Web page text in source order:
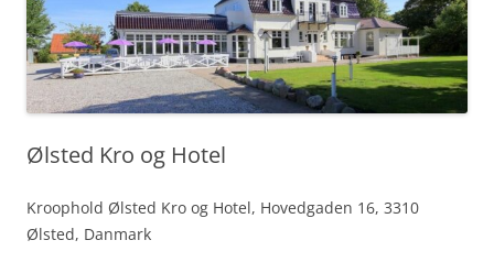
Ølsted Kro og Hotel
Kroophold Ølsted Kro og Hotel, Hovedgaden 16, 3310
Ølsted, Danmark